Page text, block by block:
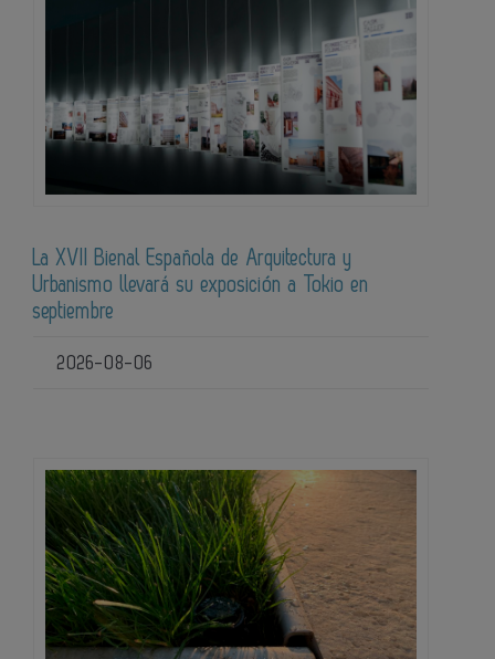
La XVII Bienal Española de Arquitectura y
Urbanismo llevará su exposición a Tokio en
septiembre
2026-08-06